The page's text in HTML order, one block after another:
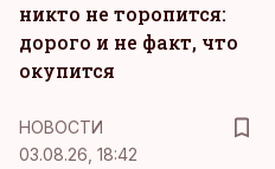
никто не торопится:
дорого и не факт, что
окупится
НОВОСТИ
03.08.26, 18:42